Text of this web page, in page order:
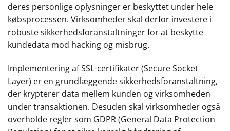
deres personlige oplysninger er beskyttet under hele
købsprocessen. Virksomheder skal derfor investere i
robuste sikkerhedsforanstaltninger for at beskytte
kundedata mod hacking og misbrug.
Implementering af SSL-certifikater (Secure Socket
Layer) er en grundlæggende sikkerhedsforanstaltning,
der krypterer data mellem kunden og virksomheden
under transaktionen. Desuden skal virksomheder også
overholde regler som GDPR (General Data Protection